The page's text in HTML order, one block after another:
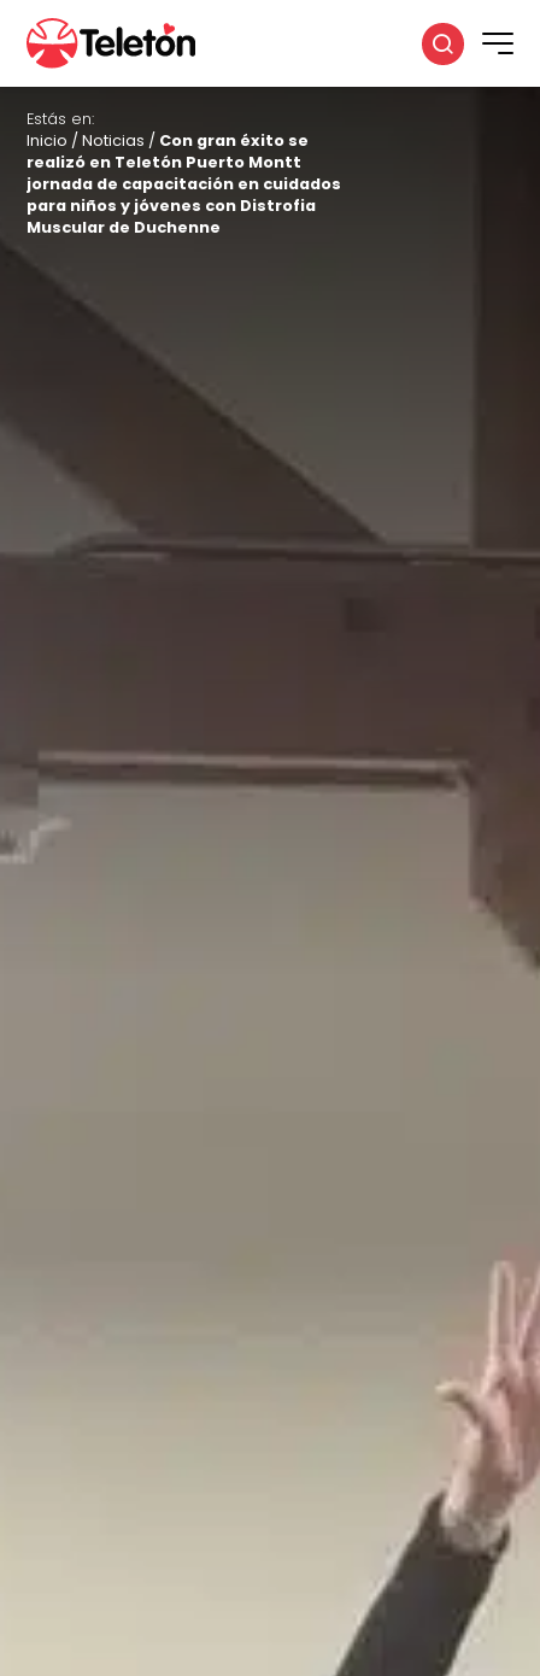
Estás en:
Inicio /Noticias / Con gran éxito se
realizó en Teletón Puerto Montt
jornada de capacitación en cuidados
para niños y jóvenes con Distrofia
Muscular de Duchenne